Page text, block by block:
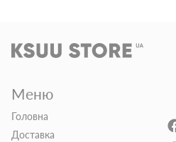
Меню
Головна
Доставка